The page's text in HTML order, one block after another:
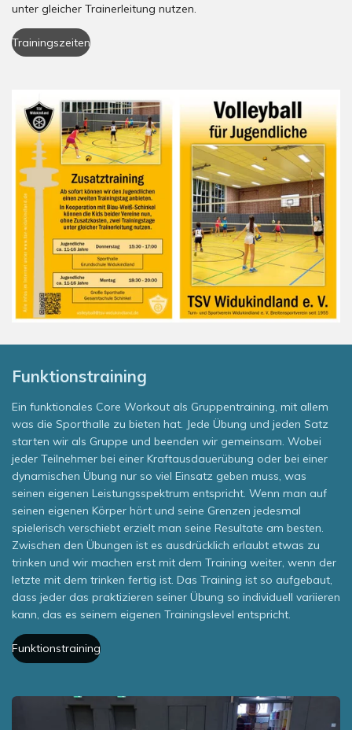
unter gleicher Trainerleitung nutzen.
Trainingszeiten
Funktionstraining
Ein funktionales Core Workout als Gruppentraining, mit allem
was die Sporthalle zu bieten hat. Jede Übung und jeden Satz
starten wir als Gruppe und beenden wir gemeinsam. Wobei
jeder Teilnehmer bei einer Kraftausdauerübung oder bei einer
dynamischen Übung nur so viel Einsatz geben muss, was
seinen eigenen Leistungsspektrum entspricht. Wenn man auf
seinen eigenen Körper hört und seine Grenzen jedesmal
spielerisch verschiebt erzielt man seine Resultate am besten.
Zwischen den Übungen ist es ausdrücklich erlaubt etwas zu
trinken und wir machen erst mit dem Training weiter, wenn der
letzte mit dem trinken fertig ist. Das Training ist so aufgebaut,
dass jeder das praktizieren seiner Übung so individuell variieren
kann, das es seinem eigenen Trainingslevel entspricht.
Funktionstraining